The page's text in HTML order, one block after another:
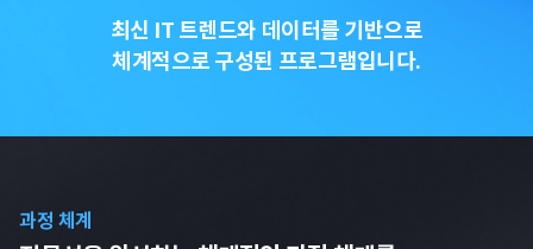
최신 IT 트렌드와 데이터를 기반으로
체계적으로 구성된 프로그램입니다.
과정 체계